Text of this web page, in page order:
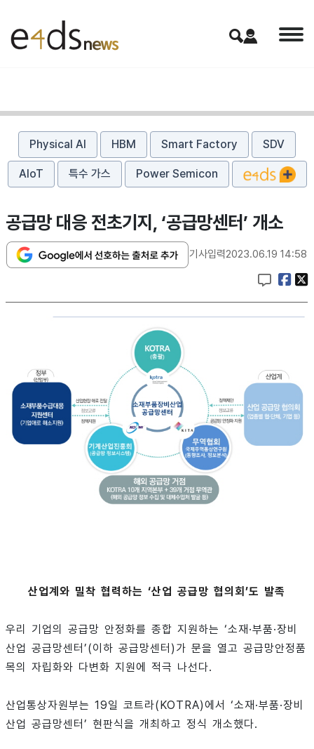
Physical AI HBM Smart Factory SDV
AIoT 특수 가스 Power Semicon
공급망 대응 전초기지, ‘공급망센터’ 개소
기사입력2023.06.19 14:58
산업계와 밀착 협력하는 ‘산업 공급망 협의회’도 발족
우리 기업의 공급망 안정화를 종합 지원하는 ‘소재·부품·장비
산업 공급망센터’(이하 공급망센터)가 문을 열고 공급망안정품
목의 자립화와 다변화 지원에 적극 나선다.
산업통상자원부는 19일 코트라(KOTRA)에서 ‘소재·부품·장비
산업 공급망센터’ 현판식을 개최하고 정식 개소했다.